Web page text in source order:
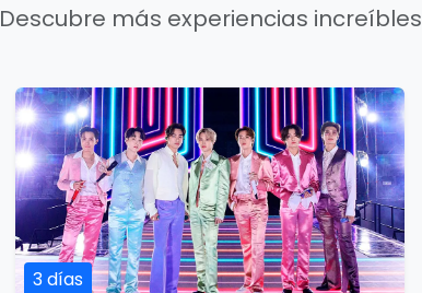
Descubre más experiencias increíbles
3 días